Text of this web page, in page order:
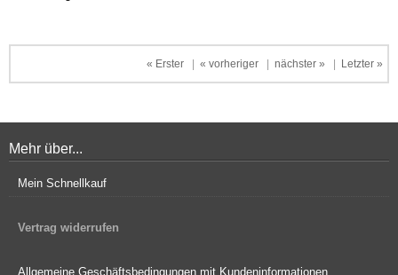
« Erster « vorheriger nächster » Letzter »
Mehr über...
Mein Schnellkauf
Vertrag widerrufen
Allgemeine Geschäftsbedingungen mit Kundeninformationen